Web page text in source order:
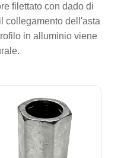
filettato con dado di
collegamento dell'asta
in alluminio viene